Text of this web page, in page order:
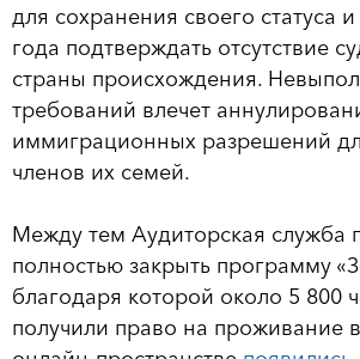
для сохранения своего статуса
года подтверждать отсутствие
страны происхождения.
требований влечет
иммиграционных разрешений
членов их семей.
Между тем Аудиторская служба
полностью закрыть программу
благодаря которой около 5 800
получили право на проживание